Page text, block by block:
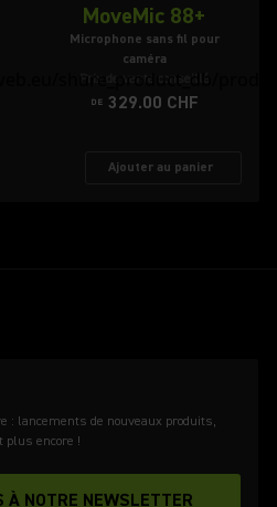
MoveMic 88+
Microphone sans fil pour
caméra
Prix de vente conseillé
DE 329.00 CHF
Ajouter au panier
: lancements de nouveaux produits,
plus encore !
À NOTRE NEWSLETTER